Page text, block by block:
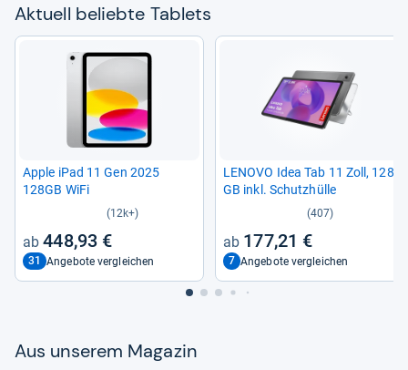
Aktu­ell beliebte Tablets
Apple iPad 11 Gen 2025
128GB WiFi
(12k+)
448,93 €
31 Angebote vergleichen
LENOVO Idea Tab 11 Zoll, 128
GB inkl. Schutz­hülle
(407)
177,21 €
7 Angebote vergleichen
Aus unse­rem Maga­zin